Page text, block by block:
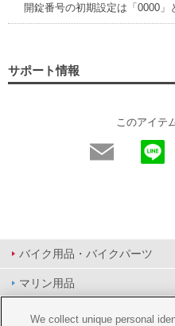
開錠番号の初期設定は「0000」
サポート情報
このアイテ
バイク用品・バイクパーツ
マリン用品
PAS/YPJ用品
We collect unique personal